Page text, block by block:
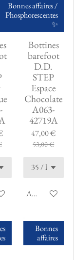
panier
Bonnes affaires /
Phosphorescentes
✨️
Bottines
barefoot
D.D.
STEP
Espace
Chocolate
A063-
42719A
47,00 €
53,00 €
Ajouter au
Bonnes
affaires